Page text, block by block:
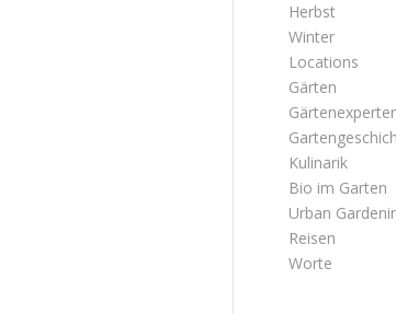
Herbst
Winter
Locations
Gärten
Kulinarik
Bio im Garten
Urban
Reisen
Worte